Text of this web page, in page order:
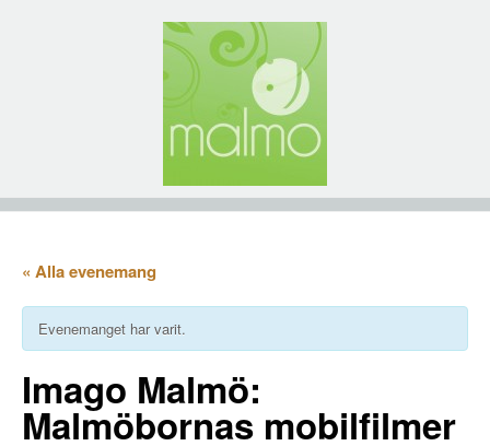
« Alla evenemang
Evenemanget har varit.
Imago Malmö:
Malmöbornas mobilfilmer